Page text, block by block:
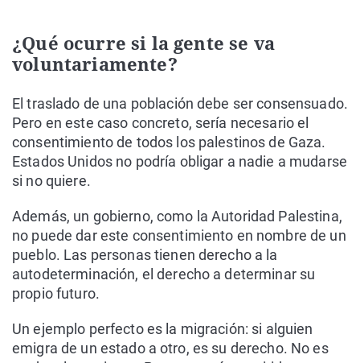
¿Qué ocurre si la gente se va
voluntariamente?
El traslado de una población debe ser consensuado.
Pero en este caso concreto, sería necesario el
consentimiento de todos los palestinos de Gaza.
Estados Unidos no podría obligar a nadie a mudarse
si no quiere.
Además, un gobierno, como la Autoridad Palestina,
no puede dar este consentimiento en nombre de un
pueblo. Las personas tienen derecho a la
autodeterminación, el derecho a determinar su
propio futuro.
Un ejemplo perfecto es la migración: si alguien
emigra de un estado a otro, es su derecho. No es